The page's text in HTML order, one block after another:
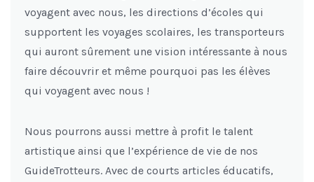
voyagent avec nous, les directions d’écoles qui
supportent les voyages scolaires, les transporteurs
qui auront sûrement une vision intéressante à nous
faire découvrir et même pourquoi pas les élèves
qui voyagent avec nous !
Nous pourrons aussi mettre à profit le talent
artistique ainsi que l’expérience de vie de nos
GuideTrotteurs. Avec de courts articles éducatifs,